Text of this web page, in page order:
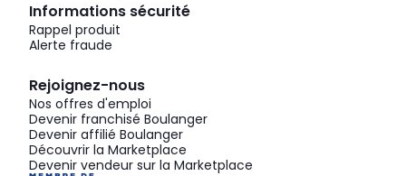
Informations sécurité
Rappel produit
Alerte fraude
Rejoignez-nous
Nos offres d'emploi
Devenir franchisé Boulanger
Devenir affilié Boulanger
Découvrir la Marketplace
Devenir vendeur sur la Marketplace